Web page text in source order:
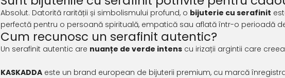
Absolut. Datorită rarității și simbolismului profund, o bijuterie cu serafinit
perfectă pentru o persoană spirituală, empatică sau aflată într-o perioadă
Cum recunosc un serafinit autentic?
Un serafinit autentic are nuanțe de verde intens cu irizații argintii care
KASKADDA este un brand european de bijuterii premium, cu marcă